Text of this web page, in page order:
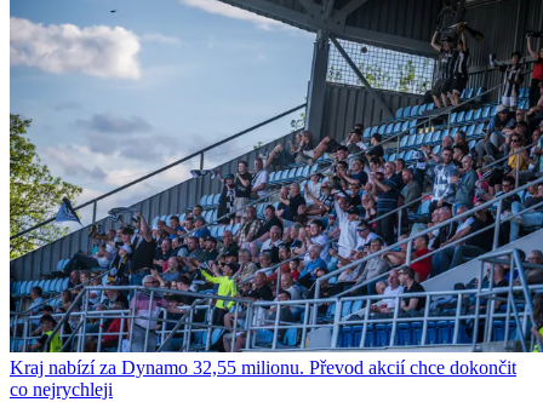
Kraj nabízí za Dynamo 32,55 milionu. Převod akcií chce dokončit
co nejrychleji